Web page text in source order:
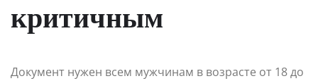
критичным
Документ нужен всем мужчинам в возрасте от 18 до